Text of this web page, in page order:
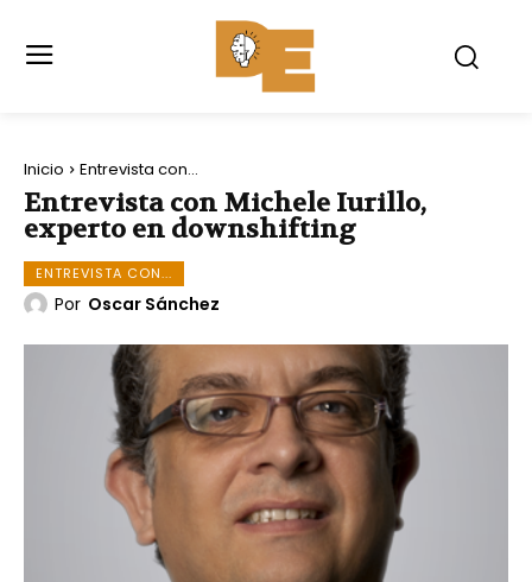
Inicio Entrevista con...
Entrevista con Michele Iurillo,
experto en downshifting
ENTREVISTA CON...
Por Oscar Sánchez